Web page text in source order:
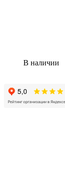
В наличии